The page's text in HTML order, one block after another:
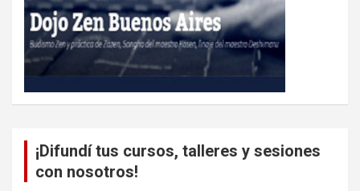
¡Difundí tus cursos, talleres y sesiones
con nosotros!